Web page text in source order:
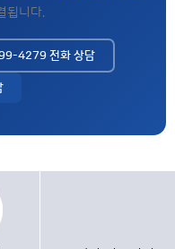
됩니다.
4279 전화 상담